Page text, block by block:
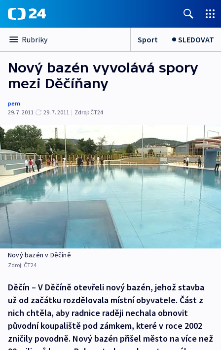
Rubriky Sport SLEDOVAT
Nový bazén vyvolává spory
mezi Děčíňany
pem
29. 7. 2011
29. 7. 2011 | Zdroj: ČT24
Nový bazén v Děčíně
Zdroj: ČT24
Děčín – V Děčíně otevřeli nový bazén, jehož stavba
už od začátku rozdělovala místní obyvatele. Část z
nich chtěla, aby radnice raději nechala obnovit
původní koupaliště pod zámkem, které v roce 2002
zničily povodně. Nový bazén přišel město na více než